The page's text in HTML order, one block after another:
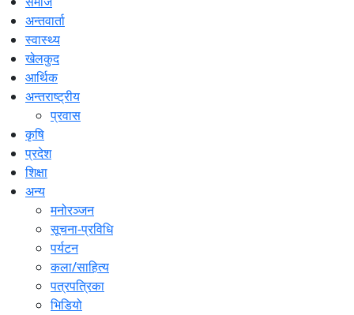
अन्तवार्ता
स्वास्थ्य
खेलकुद
आर्थिक
अन्तराष्ट्रीय
प्रवास
कृषि
प्रदेश
शिक्षा
अन्य
मनोरञ्जन
सूचना-प्रविधि
पर्यटन
कला/साहित्य
पत्रपत्रिका
भिडियो